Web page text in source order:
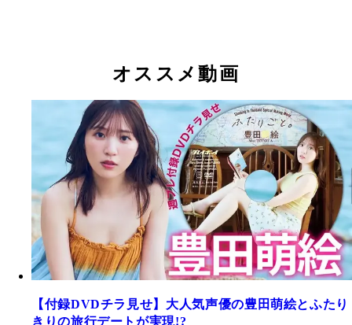
オススメ動画
【付録DVDチラ見せ】大人気声優の豊田萌絵とふたり
きりの旅行デートが実現!?